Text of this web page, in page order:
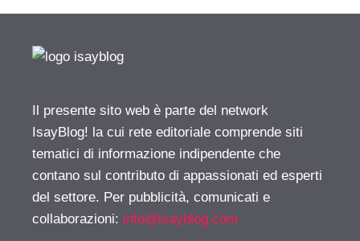
Il presente sito web è parte del network
IsayBlog! la cui rete editoriale comprende siti
tematici di informazione indipendente che
contano sul contributo di appassionati ed esperti
del settore. Per pubblicità, comunicati e
collaborazioni: info@isayblog.com